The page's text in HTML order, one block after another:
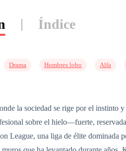
Índice
Drama Hombres lobo Alfa
la sociedad se rige por el instinto
sobre el hielo—fuerte,
League, una liga de élite dominada